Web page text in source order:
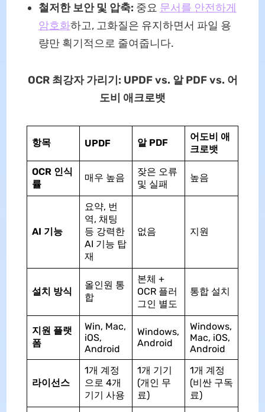
철저한 보안 및 압축: 중요 문서를 안전하게
암호화하고, 고화질은 유지하면서 파일 용
량만 획기적으로 줄여줍니다.
OCR 최강자 가리기: UPDF vs. 알 PDF vs. 어
도비 애크로뱃
항목 UPDF 알 PDF
어도비 애
크로뱃
OCR 인식
률
매우 높음
잦은 오류
및 실패
높음
AI 기능
요약, 번
역, 채팅
등 강력한
AI 기능 탑
재
없음 지원
설치 방식
올인원 통
합
본체 +
OCR 플러
그인 별도
통합 설치
지원 플랫
폼
Win, Mac,
iOS,
Android
Windows,
Android
Windows,
Mac, iOS,
Android
라이선스
1개 계정
으로 4개
기기 사용
1개 기기
(개인 무
료)
1개 계정
(비싼 구독
료)